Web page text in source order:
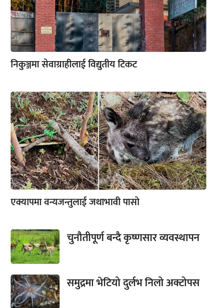
निकुञ्जमा सेवाग्राहीलाई विद्युतीय टिकट
एक्यापमा वन्यजन्तुलाई जथाभावी पासो
चुनौतीपूर्ण बन्दै कृष्णसार व्यवस्थापन
समुद्रमा भेटियो दुर्लभ निलो अक्टोपस